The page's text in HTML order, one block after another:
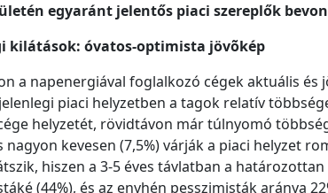
egyaránt jelentős piaci szereplők
kilátások: óvatos-optimista jövõkép
a napenergiával foglalkozó cégek aktuális és
piaci helyzetben a tagok relatív
helyzetét, rövidtávon már túlnyomó
nagyon kevesen (7,5%) várják a piaci helyzet
hiszen a 3-5 éves távlatban a
(44%), és az enyhén pesszimisták aránya